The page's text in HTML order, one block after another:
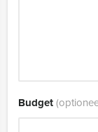
Budget